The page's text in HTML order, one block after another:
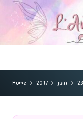
Home 2017 juin 23